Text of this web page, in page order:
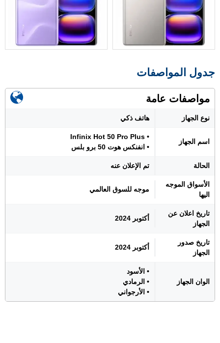
جدول المواصفات
مواصفات عامة
نوع الجهاز هاتف ذكي
اسم الجهاز
• Infinix Hot 50 Pro Plus
• انفنكس هوت 50 برو بلس
الحالة تم الإعلان عنه
الأسواق الموجه
اليها
موجه للسوق العالمي
تاريخ اعلان عن
الجهاز
أكتوبر 2024
تاريخ صدور
الجهاز
أكتوبر 2024
الوان الجهاز
• الأسود
• الرمادي
• الأرجواني